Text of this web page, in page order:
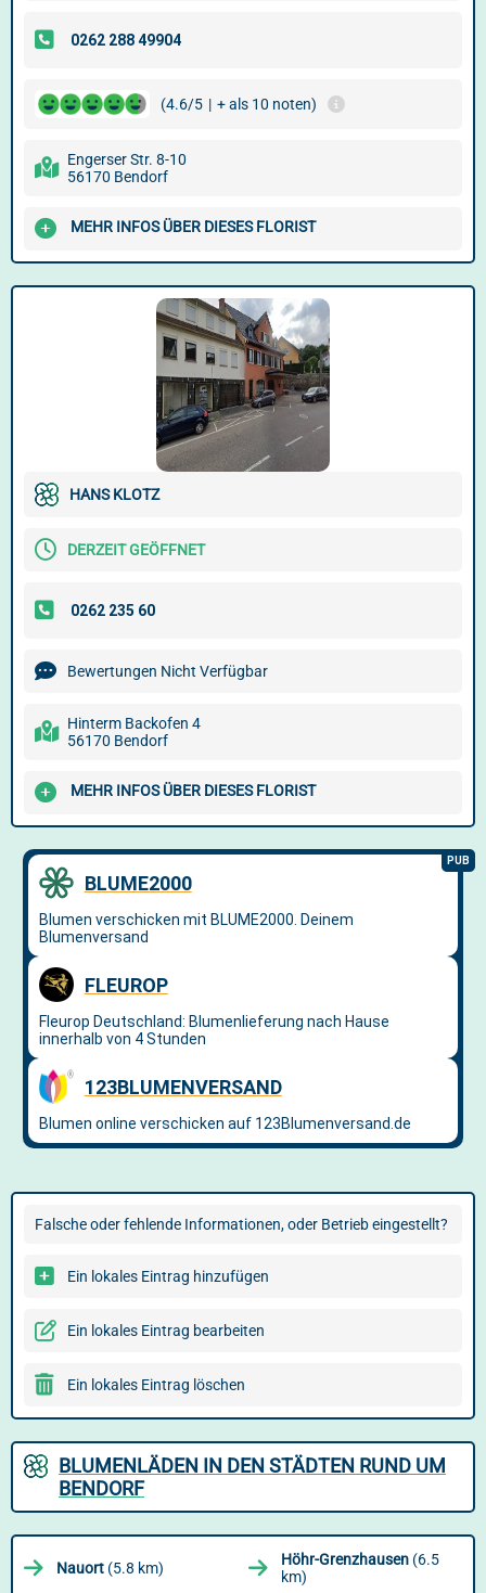
(4.6/5 | + als 10 noten)
Engerser Str. 8-10
56170 Bendorf
MEHR INFOS ÜBER DIESES FLORIST
HANS KLOTZ
DERZEIT GEÖFFNET
Bewertungen Nicht Verfügbar
Hinterm Backofen 4
56170 Bendorf
MEHR INFOS ÜBER DIESES FLORIST
Falsche oder fehlende Informationen, oder Betrieb eingestellt?
Ein lokales Eintrag hinzufügen
Ein lokales Eintrag bearbeiten
Ein lokales Eintrag löschen
BLUMENLÄDEN IN DEN STÄDTEN RUND UM
BENDORF
Nauort (5.8 km) Höhr-Grenzhausen (6.5
km)